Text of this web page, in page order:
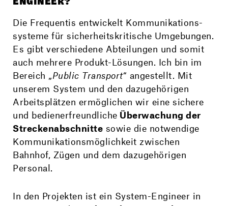
Die Frequentis entwickelt Kommunikations­
systeme für sicherheits­kritische Umgebungen.
Es gibt verschiedene Abteilungen und somit
auch mehrere Produkt-Lösungen. Ich bin im
Bereich „Public Transport“ angestellt. Mit
unserem System und den dazu­gehörigen
Arbeits­plätzen ermöglichen wir eine sichere
und bediener­freundliche Überwachung der
Strecken­abschnitte sowie die notwendige
Kommunikations­möglichkeit zwischen
Bahnhof, Zügen und dem dazuge­hörigen
Personal.
In den Projekten ist ein System-Engineer in